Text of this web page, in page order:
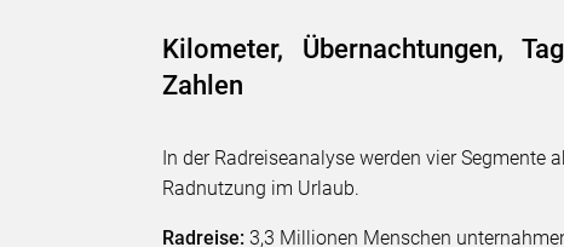
Kilometer, Übernachtungen,
Zahlen
In der Radreiseanalyse werden vier Segmente
Radnutzung im Urlaub.
Radreise:3,3 Millionen Menschen